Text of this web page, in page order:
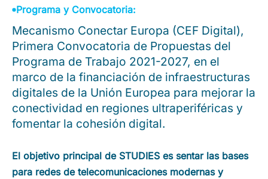
Programa y Convocatoria:
Mecanismo Conectar Europa (CEF Digital),
Primera Convocatoria de Propuestas del
Programa de Trabajo 2021-2027, en el
marco de la financiación de infraestructuras
digitales de la Unión Europea para mejorar la
conectividad en regiones ultraperiféricas y
fomentar la cohesión digital.
El objetivo principal de STUDIES es sentar las bases
para redes de telecomunicaciones modernas y